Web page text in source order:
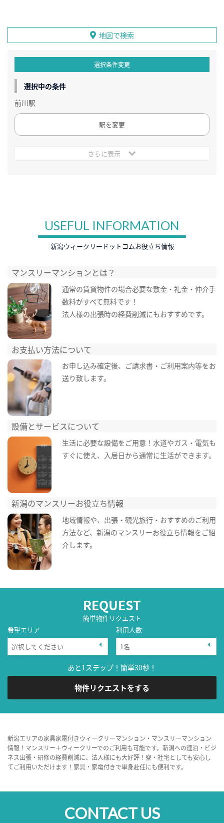
地図で検索
選択条件変更
選択中の条件
前川駅
駅を変更
さらに表示
USEFUL INFORMATION
新潟ウィークリードットコムお役立ち情報
マンスリーマンションとは？
通常の賃貸物件の場合必要な敷金・礼金・仲介手
数料がすべて無料です！
法人様の出張時の経費削減にもおすすめです。
お支払い方法について
お申し込み確定後、ご請求書・ご利用案内等をお
送り致します。
設備とサービスについて
生活に必要な設備をご用意！水道やガス・電気も
すぐに使え、入居日から通常に生活ができます。
新潟のマンスリーお役立ち情報
地域情報や、出張・観光旅行・おすすめのご利用
方法など、新潟のマンスリーお役立ち情報をご紹
介します。
REQUEST
簡単物件リクエスト
希望エリア
利用人数
あと1ステップ！簡単30秒！
物件リクエストをする
新潟エリアの家具家電付きウィークリーマンション・マンスリーマンション
情報！マンスリー＋ウィークリーでのご利用も可能です。新潟への連泊・ビジ
ネス出張・研修の経費削減に、法人様にも大好評！寮・社宅としても安心し
てご利用いただけます！家具・家電付きで単身赴任にも便利です。
CONTACT US